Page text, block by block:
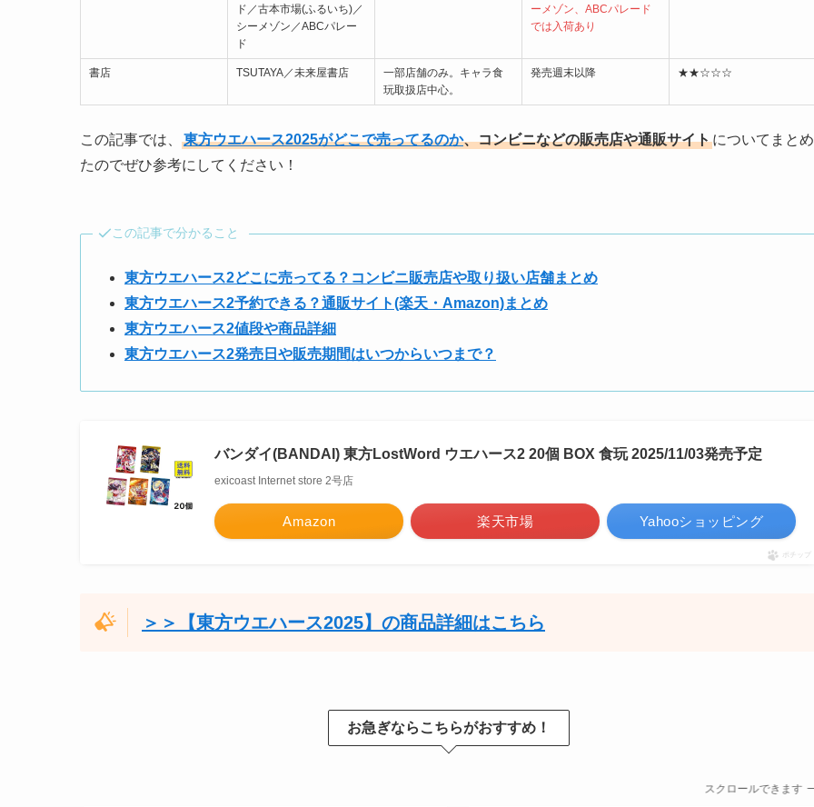
ド／古本市場(ふるいち)／
シーメゾン／ABCパレー
ド
ーメゾン、ABCパレード
では入荷あり
書店 TSUTAYA／未来屋書店
一部店舗のみ。キャラ食
玩取扱店中心。
発売週末以降 ★★☆☆☆
この記事では、 東方ウエハース2025がどこで売ってるのか、コンビニなどの販売店や通販サイトについてまとめ
たのでぜひ参考にしてください！
この記事で分かること
東方ウエハース2どこに売ってる？コンビニ販売店や取り扱い店舗まとめ
東方ウエハース2予約できる？通販サイト(楽天・Amazon)まとめ
東方ウエハース2値段や商品詳細
東方ウエハース2発売日や販売期間はいつからいつまで？
バンダイ(BANDAI) 東方LostWord ウエハース2 20個 BOX 食玩 2025/11/03発売予定
exicoast Internet store 2号店
Amazon 楽天市場 Yahooショッピング
ポチップ
＞＞【東方ウエハース2025】の商品詳細はこちら
お急ぎならこちらがおすすめ！
スクロールできます